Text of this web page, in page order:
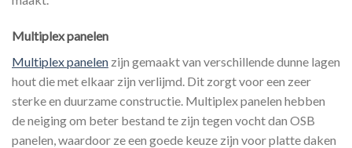
Multiplex panelen
Multiplex panelen zijn gemaakt van verschillende dunne lagen
hout die met elkaar zijn verlijmd. Dit zorgt voor een zeer
sterke en duurzame constructie. Multiplex panelen hebben
de neiging om beter bestand te zijn tegen vocht dan OSB
panelen, waardoor ze een goede keuze zijn voor platte daken